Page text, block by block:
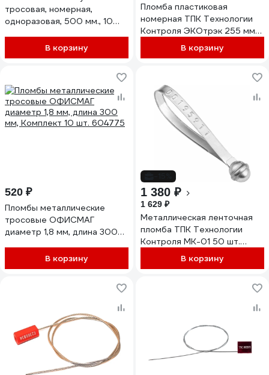
тросовая, номерная,
одноразовая, 500 мм., 10
В корзину
Пломба пластиковая
номерная ТПК Технологии
Контроля ЭКОтрэк 255 мм
(Цвет: желтый) 100 шт
В корзину
520 ₽
Пломбы металлические
тросовые ОФИСМАГ
диаметр 1,8 мм, длина 300
В корзину
1 380 ₽
1 629 ₽
Металлическая ленточная
пломба ТПК Технологии
Контроля МК-01 50 шт.
В корзину